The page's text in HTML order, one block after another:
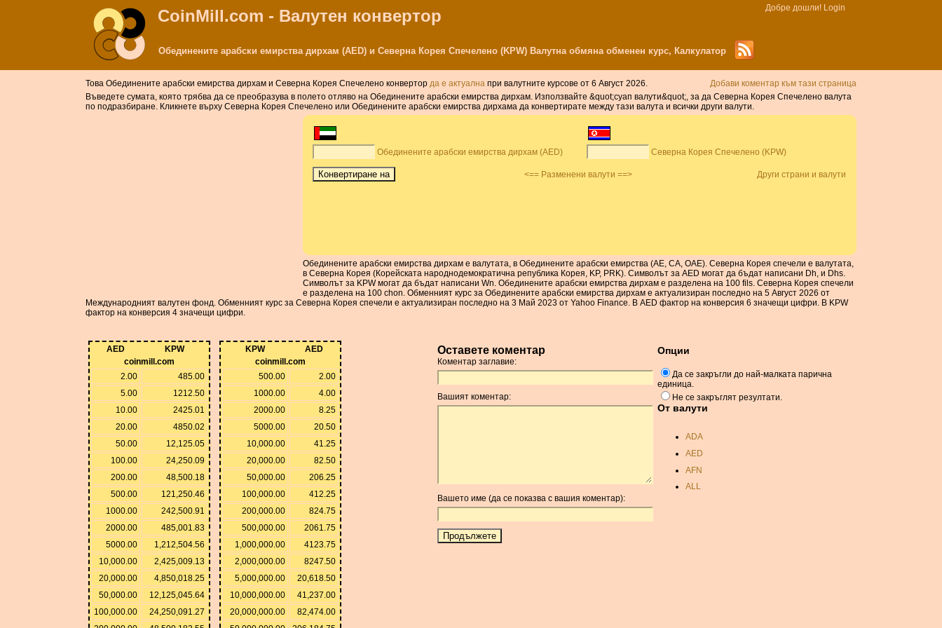
CoinMill.com - Валутен конвертор Добре дошли! Login
Обединените арабски емирства дирхам (AED) и Северна Корея Спечелено (KPW) Валутна обмяна обменен курс, Калкулатор
Добави коментар към тази страница
Това Обединените арабски емирства дирхам и Северна Корея Спечелено конвертор да е актуална при валутните курсове от 6 Август 2026.
Въведете сумата, която трябва да се преобразува в полето отляво на Обединените арабски емирства дирхам. Използвайте &quot;суап валути&quot;, за да Северна Корея Спечелено валута
по подразбиране. Кликнете върху Северна Корея Спечелено или Обединените арабски емирства дирхама да конвертирате между тази валута и всички други валути.
Обединените арабски емирства дирхам (AED) Северна Корея Спечелено (KPW)
<== Разменени валути ==> Други страни и валути
Обединените арабски емирства дирхам е валутата, в Обединените арабски емирства (AE, СА, ОАЕ). Северна Корея спечели е валутата,
в Северна Корея (Корейската народнодемократична република Корея, KP, PRK). Символът за AED могат да бъдат написани Dh, и Dhs.
Символът за KPW могат да бъдат написани Wn. Обединените арабски емирства дирхам е разделена на 100 fils. Северна Корея спечели
е разделена на 100 chon. Обменният курс за Обединените арабски емирства дирхам е актуализиран последно на 5 Август 2026 от
Международният валутен фонд. Обменният курс за Северна Корея спечели е актуализиран последно на 3 Май 2023 от Yahoo Finance. В AED фактор на конверсия 6 значещи цифри. В KPW
фактор на конверсия 4 значещи цифри.
AED
KPW
coinmill.com
2.00
485.00
5.00
1212.50
10.00
2425.01
20.00
4850.02
50.00
12,125.05
100.00
24,250.09
200.00
48,500.18
500.00
121,250.46
1000.00
242,500.91
2000.00
485,001.83
5000.00
1,212,504.56
10,000.00
2,425,009.13
20,000.00
4,850,018.25
50,000.00
12,125,045.64
100,000.00
24,250,091.27
KPW
AED
coinmill.com
500.00
2.00
1000.00
4.00
2000.00
8.25
5000.00
20.50
10,000.00
41.25
20,000.00
82.50
50,000.00
206.25
100,000.00
412.25
200,000.00
824.75
500,000.00
2061.75
1,000,000.00
4123.75
2,000,000.00
8247.50
5,000,000.00
20,618.50
10,000,000.00
41,237.00
20,000,000.00
82,474.00
Оставете коментар
Коментар заглавие:
Вашият коментар:
Вашето име (да се показва с вашия коментар):
Опции
Да се ​​закръгли до най-малката парична
единица.
Не се закръглят резултати.
От валути
ADA
AED
AFN
ALL